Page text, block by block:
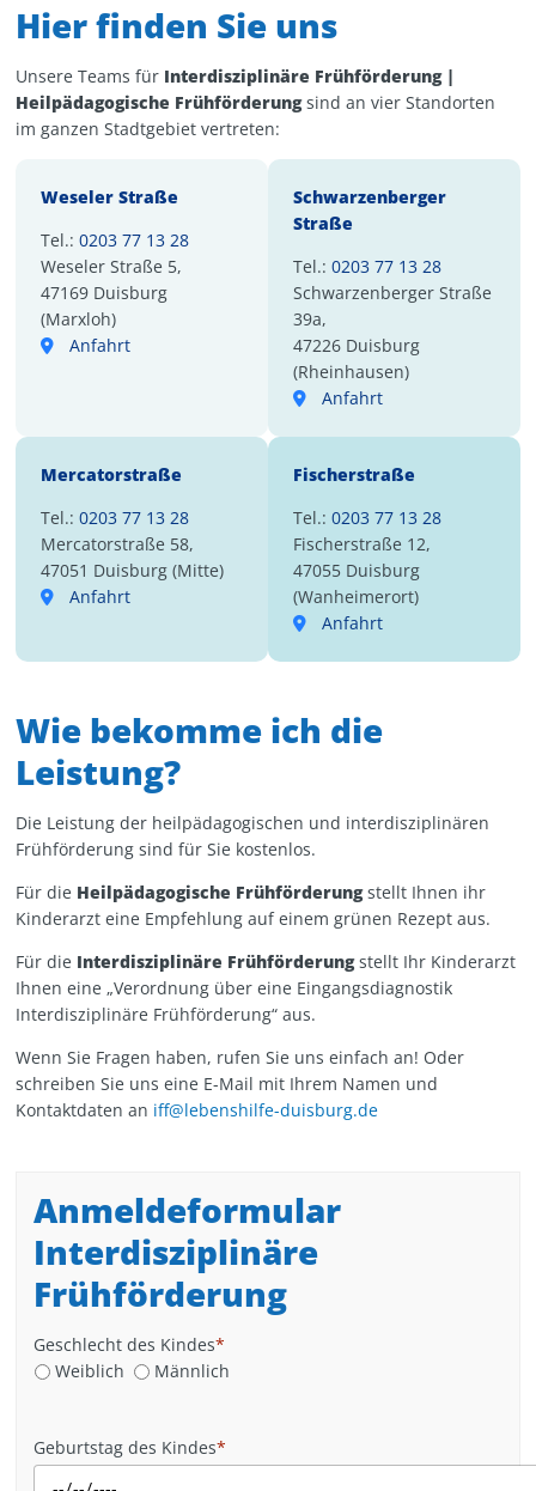
Hier finden Sie uns
Unsere Teams für Interdisziplinäre Frühförderung |
Heilpädagogische Frühförderungsind an vier Standorten
im ganzen Stadtgebiet vertreten:
Weseler Straße
Tel.:0203 77 13 28
Weseler Straße 5,
47169 Duisburg
(Marxloh)
Anfahrt
Schwarzenberger
Straße
Tel.: 0203 77 13 28
Schwarzenberger Straße
39a,
47226 Duisburg
(Rheinhausen)
Anfahrt
Mercatorstraße
Tel.:0203 77 13 28
Mercatorstraße 58,
47051 Duisburg (Mitte)
Anfahrt
Fischerstraße
Tel.: 0203 77 13 28
Fischerstraße 12,
47055 Duisburg
(Wanheimerort)
Anfahrt
Wie bekomme ich die
Leistung?
Die Leistung der heilpädagogischen und interdisziplinären
Frühförderung sind für Sie kostenlos.
Für die Heilpädagogische Frühförderungstellt Ihnen ihr
Kinderarzt eine Empfehlung auf einem grünen Rezept aus.
Für die Interdisziplinäre Frühförderungstellt Ihr Kinderarzt
Ihnen eine „Verordnung über eine Eingangsdiagnostik
Interdisziplinäre Frühförderung“ aus.
Wenn Sie Fragen haben, rufen Sie uns einfach an! Oder
schreiben Sie uns eine E-Mail mit Ihrem Namen und
Kontaktdaten an iff@lebenshilfe-duisburg.de
Anmeldeformular
Interdisziplinäre
Frühförderung
Geschlecht des Kindes*
Weiblich
Männlich
Geburtstag des Kindes*